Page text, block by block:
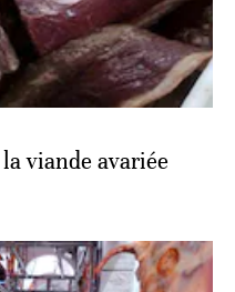
la viande avariée